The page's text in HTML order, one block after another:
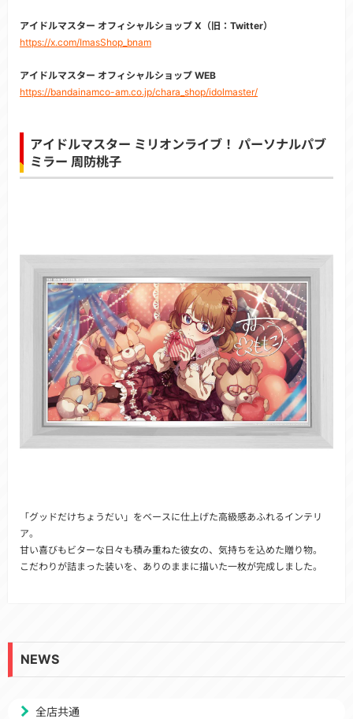
アイドルマスター オフィシャルショップ X（旧：Twitter）
https://x.com/ImasShop_bnam
アイドルマスター オフィシャルショップ WEB
https://bandainamco-am.co.jp/chara_shop/idolmaster/
アイドルマスター ミリオンライブ！ パーソナルパブ
ミラー 周防桃子
「グッドだけちょうだい」をベースに仕上げた高級感あふれるインテリ
ア。
甘い喜びもビターな日々も積み重ねた彼女の、気持ちを込めた贈り物。
こだわりが詰まった装いを、ありのままに描いた一枚が完成しました。
NEWS
全店共通